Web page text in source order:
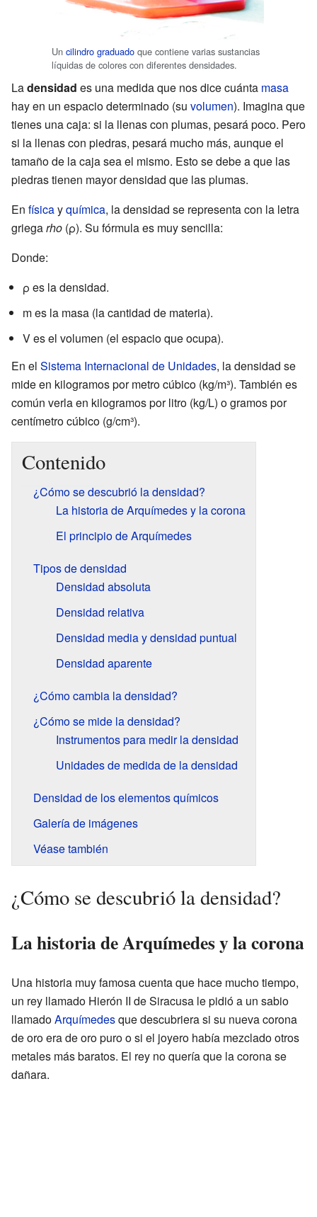
Un cilindro graduado que contiene varias sustancias
líquidas de colores con diferentes densidades.
Ladensidad es una medida que nos dice cuánta masa
hay en un espacio determinado (su volumen). Imagina que
tienes una caja: si la llenas con plumas, pesará poco. Pero
si la llenas con piedras, pesará mucho más, aunque el
tamaño de la caja sea el mismo. Esto se debe a que las
piedras tienen mayor densidad que las plumas.
En físicayquímica, la densidad se representa con la letra
griegarho (ρ). Su fórmula es muy sencilla:
Donde:
ρ es la densidad.
m es la masa (la cantidad de materia).
V es el volumen (el espacio que ocupa).
En el Sistema Internacional de Unidades, la densidad se
mide en kilogramos por metro cúbico (kg/m³). También es
común verla en kilogramos por litro (kg/L) o gramos por
centímetro cúbico (g/cm³).
Contenido
¿Cómo se descubrió la densidad?
La historia de Arquímedes y la corona
El principio de Arquímedes
Tipos de densidad
Densidad absoluta
Densidad relativa
Densidad media y densidad puntual
Densidad aparente
¿Cómo cambia la densidad?
¿Cómo se mide la densidad?
Instrumentos para medir la densidad
Unidades de medida de la densidad
Densidad de los elementos químicos
Galería de imágenes
Véase también
¿Cómo se descubrió la densidad?
La historia de Arquímedes y la corona
Una historia muy famosa cuenta que hace mucho tiempo,
un rey llamado Hierón II de Siracusa le pidió a un sabio
llamadoArquímedesque descubriera si su nueva corona
de oro era de oro puro o si el joyero había mezclado otros
metales más baratos. El rey no quería que la corona se
dañara.